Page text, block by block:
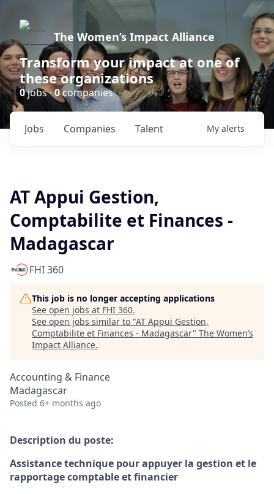
The Women’s Impact Alliance
Transform your impact at one of
these organizations
0jobs ·0companies
Jobs Companies Talent My alerts
AT Appui Gestion,
Comptabilite et Finances -
Madagascar
FHI 360
This job is no longer accepting applications
See open jobs at FHI 360.
See open jobs similar to "AT Appui Gestion,
Comptabilite et Finances - Madagascar" The Women’s
Impact Alliance.
Accounting & Finance
Madagascar
Posted 6+ months ago
Description du poste:
Assistance technique pourappuyer la gestion et le
rapportagecomptable etfinancier